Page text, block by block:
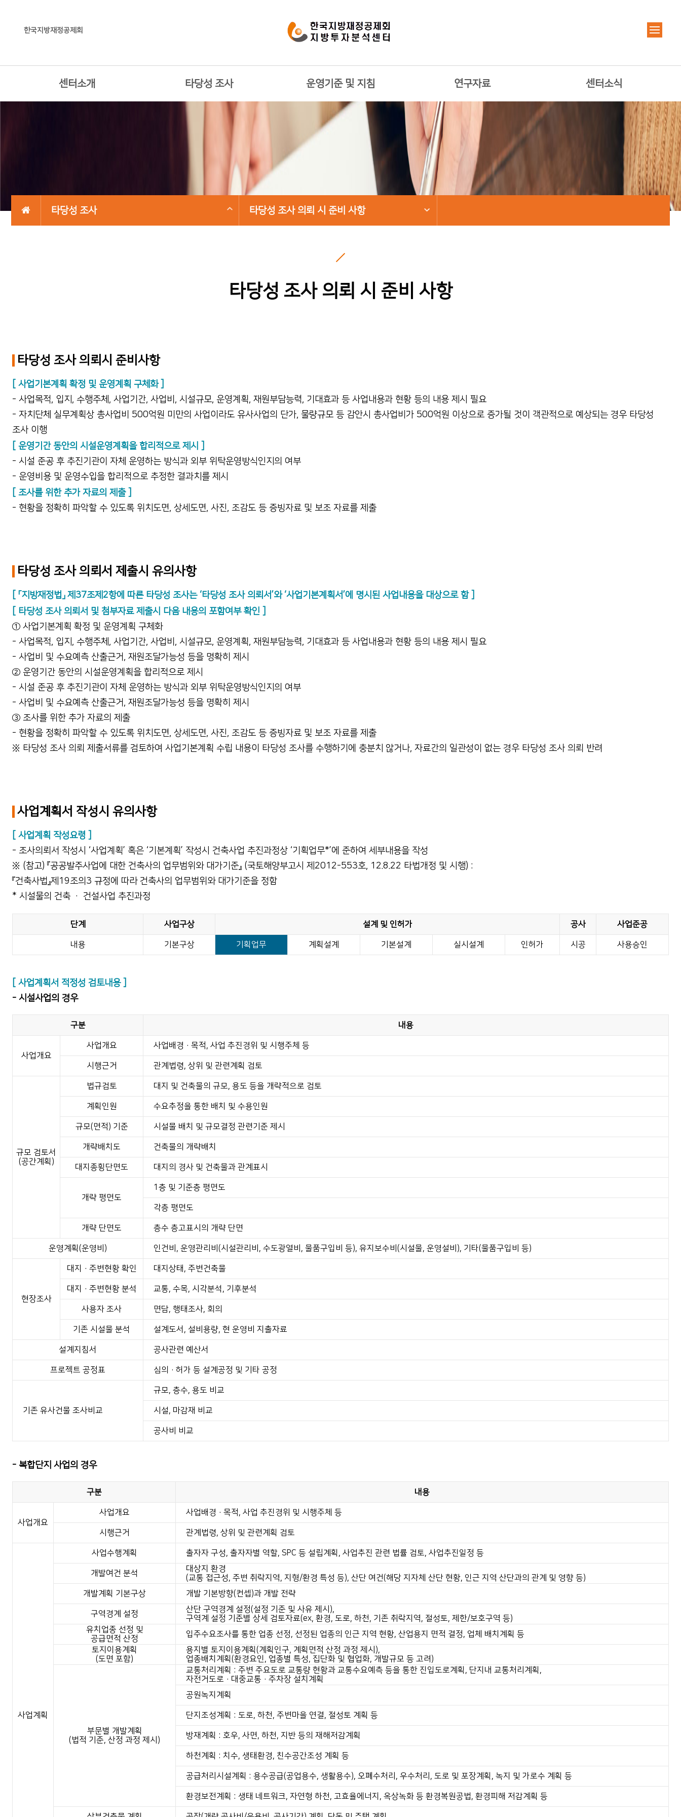
한국지방재정공제회
센터소개 타당성 조사 운영기준 및 지침 연구자료 센터소식
타당성 조사 타당성 조사 의뢰 시 준비 사항
타당성 조사 의뢰 시 준비 사항
타당성 조사 의뢰시 준비사항
[ 사업기본계획 확정 및 운영계획 구체화 ]
- 사업목적, 입지, 수행주체, 사업기간, 사업비, 시설규모, 운영계획, 재원부담능력, 기대효과 등 사업내용과 현황 등의 내용 제시 필요
- 자치단체 실무계획상 총사업비 500억원 미만의 사업이라도 유사사업의 단가, 물량규모 등 감안시 총사업비가 500억원 이상으로 증가될 것이 객관적으로 예상되는 경우 타당성
조사 이행
[ 운영기간 동안의 시설운영계획을 합리적으로 제시 ]
- 시설 준공 후 추진기관이 자체 운영하는 방식과 외부 위탁운영방식인지의 여부
- 운영비용 및 운영수입을 합리적으로 추정한 결과치를 제시
[ 조사를 위한 추가 자료의 제출 ]
- 현황을 정확히 파악할 수 있도록 위치도면, 상세도면, 사진, 조감도 등 증빙자료 및 보조 자료를 제출
타당성 조사 의뢰서 제출시 유의사항
[ 「지방재정법」 제37조제2항에 따른 타당성 조사는 ‘타당성 조사 의뢰서’와 ‘사업기본계획서’에 명시된 사업내용을 대상으로 함 ]
[ 타당성 조사 의뢰서 및 첨부자료 제출시 다음 내용의 포함여부 확인 ]
① 사업기본계획 확정 및 운영계획 구체화
- 사업목적, 입지, 수행주체, 사업기간, 사업비, 시설규모, 운영계획, 재원부담능력, 기대효과 등 사업내용과 현황 등의 내용 제시 필요
- 사업비 및 수요예측 산출근거, 재원조달가능성 등을 명확히 제시
② 운영기간 동안의 시설운영계획을 합리적으로 제시
- 시설 준공 후 추진기관이 자체 운영하는 방식과 외부 위탁운영방식인지의 여부
- 사업비 및 수요예측 산출근거, 재원조달가능성 등을 명확히 제시
③ 조사를 위한 추가 자료의 제출
- 현황을 정확히 파악할 수 있도록 위치도면, 상세도면, 사진, 조감도 등 증빙자료 및 보조 자료를 제출
※ 타당성 조사 의뢰 제출서류를 검토하여 사업기본계획 수립 내용이 타당성 조사를 수행하기에 충분치 않거나, 자료간의 일관성이 없는 경우 타당성 조사 의뢰 반려
사업계획서 작성시 유의사항
[ 사업계획 작성요령 ]
- 조사의뢰서 작성시 ‘사업계획’ 혹은 ‘기본계획’ 작성시 건축사업 추진과정상 ‘기획업무*’에 준하여 세부내용을 작성
※ (참고) 『공공발주사업에 대한 건축사의 업무범위와 대가기준』 (국토해양부고시 제2012-553호, 12.8.22 타법개정 및 시행) :
『건축사법』제19조의3 규정에 따라 건축사의 업무범위와 대가기준을 정함
* 시설물의 건축 · 건설사업 추진과정
단계 사업구상 설계 및 인허가 공사 사업준공
내용 기본구상 기획업무 계획설계 기본설계 실시설계 인허가 시공 사용승인
[ 사업계획서 적정성 검토내용 ]
- 시설사업의 경우
구분 내용
사업개요
사업개요 사업배경·목적, 사업 추진경위 및 시행주체 등
시행근거 관계법령, 상위 및 관련계획 검토
규모 검토서
(공간계획)
법규검토 대지 및 건축물의 규모, 용도 등을 개략적으로 검토
계획인원 수요추정을 통한 배치 및 수용인원
규모(면적) 기준 시설물 배치 및 규모결정 관련기준 제시
개략배치도 건축물의 개략배치
대지종횡단면도 대지의 경사 및 건축물과 관계표시
개략 평면도
1층 및 기준층 평면도
각층 평면도
개략 단면도 층수 층고표시의 개략 단면
운영계획(운영비) 인건비, 운영관리비(시설관리비, 수도광열비, 물품구입비 등), 유지보수비(시설물, 운영설비), 기타(물품구입비 등)
현장조사
대지·주변현황 확인 대지상태, 주변건축물
대지·주변현황 분석 교통, 수목, 시각분석, 기후분석
사용자 조사 면담, 행태조사, 회의
기존 시설물 분석 설계도서, 설비용량, 현 운영비 지출자료
설계지침서 공사관련 예산서
프로젝트 공정표 심의·허가 등 설계공정 및 기타 공정
기존 유사건물 조사비교
규모, 층수, 용도 비교
시설, 마감재 비교
공사비 비교
- 복합단지 사업의 경우
구분 내용
사업개요
사업개요 사업배경·목적, 사업 추진경위 및 시행주체 등
시행근거 관계법령, 상위 및 관련계획 검토
사업계획
사업수행계획 출자자 구성, 출자자별 역할, SPC 등 설립계획, 사업추진 관련 법률 검토, 사업추진일정 등
개발여건 분석
대상지 환경
(교통 접근성, 주변 취락지역, 지형/환경 특성 등), 산단 여건(해당 지자체 산단 현황, 인근 지역 산단과의 관계 및 영향 등)
개발계획 기본구상
개발 기본방향(컨셉)과 개발 전략
구역경계 설정
산단 구역경계 설정(설정 기준 및 사유 제시),
구역계 설정 기준별 상세 검토자료(ex, 환경, 도로, 하천, 기존 취락지역, 절성토, 제한/보호구역 등)
유치업종 선정 및
공급면적 산정
입주수요조사를 통한 업종 선정, 선정된 업종의 인근 지역 현황, 산업용지 면적 결정, 업체 배치계획 등
토지이용계획
(도면 포함)
용지별 토지이용계획(계획인구, 계획면적 산정 과정 제시),
업종배치계획(환경요인, 업종별 특성, 집단화 및 협업화, 개발규모 등 고려)
부문별 개발계획
(법적 기준, 산정 과정 제시)
교통처리계획 : 주변 주요도로 교통량 현황과 교통수요예측 등을 통한 진입도로계획, 단지내 교통처리계획,
자전거도로·대중교통·주차장 설치계획
공원녹지계획
단지조성계획 : 도로, 하천, 주변마을 연결, 절성토 계획 등
방재계획 : 호우, 사면, 하천, 지반 등의 재해저감계획
하천계획 : 치수, 생태환경, 친수공간조성 계획 등
공급처리시설계획 : 용수공급(공업용수, 생활용수), 오폐수처리, 우수처리, 도로 및 포장계획, 녹지 및 가로수 계획 등
환경보전계획 : 생태 네트워크, 자연형 하천, 고효율에너지, 옥상녹화 등 환경복원공법, 환경피해 저감계획 등